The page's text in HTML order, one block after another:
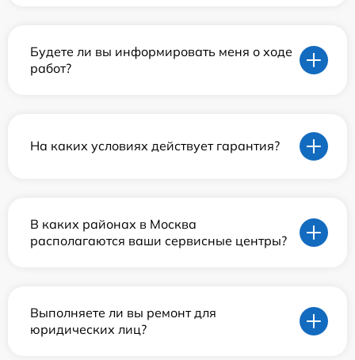
Будете ли вы информировать меня о ходе
работ?
На каких условиях действует гарантия?
В каких районах в Москва
располагаются ваши сервисные центры?
Выполняете ли вы ремонт для
юридических лиц?